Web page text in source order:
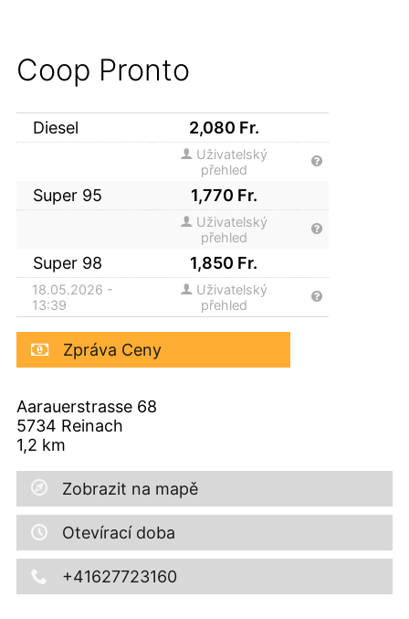
Coop Pronto
Diesel 2,080 Fr.
Uživatelský
přehled
Super 95 1,770 Fr.
Uživatelský
přehled
Super 98 1,850 Fr.
18.05.2026 -
13:39
Uživatelský
přehled
Zpráva Ceny
Aarauerstrasse 68
5734 Reinach
1,2 km
Zobrazit na mapě
Otevírací doba
+41627723160